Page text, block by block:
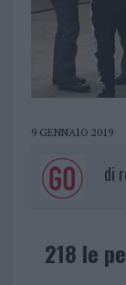
9 GENNAIO 2019
di
218 le